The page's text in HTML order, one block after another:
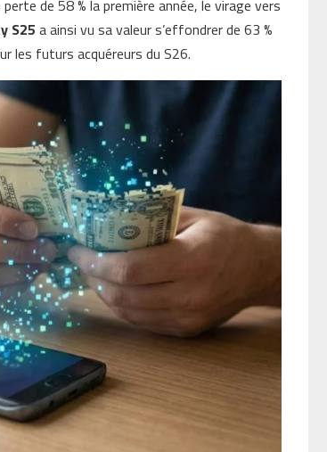
de 58 % la première année, le virage vers
S25 a ainsi vu sa valeur s’effondrer de 63 %
les futurs acquéreurs du S26.